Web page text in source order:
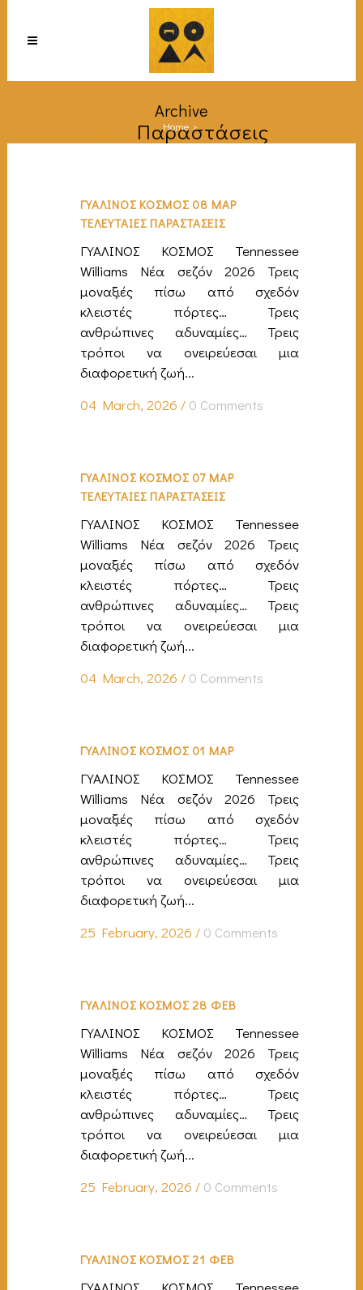
Archive
Home >
Παραστάσεις
ΓΥΑΛΙΝΟΣ ΚΟΣΜΟΣ 08 ΜΑΡ
ΤΕΛΕΥΤΑΙΕΣ ΠΑΡΑΣΤΑΣΕΙΣ
ΓΥΑΛΙΝΟΣ ΚΟΣΜΟΣ Tennessee
Williams Νέα σεζόν 2026 Τρεις
μοναξιές πίσω από σχεδόν
κλειστές πόρτες… Τρεις
ανθρώπινες αδυναμίες… Τρεις
τρόποι να ονειρεύεσαι μια
διαφορετική ζωή...
04 March, 2026 / 0 Comments
ΓΥΑΛΙΝΟΣ ΚΟΣΜΟΣ 07 ΜΑΡ
ΤΕΛΕΥΤΑΙΕΣ ΠΑΡΑΣΤΑΣΕΙΣ
ΓΥΑΛΙΝΟΣ ΚΟΣΜΟΣ Tennessee
Williams Νέα σεζόν 2026 Τρεις
μοναξιές πίσω από σχεδόν
κλειστές πόρτες… Τρεις
ανθρώπινες αδυναμίες… Τρεις
τρόποι να ονειρεύεσαι μια
διαφορετική ζωή...
04 March, 2026 / 0 Comments
ΓΥΑΛΙΝΟΣ ΚΟΣΜΟΣ 01 ΜΑΡ
ΓΥΑΛΙΝΟΣ ΚΟΣΜΟΣ Tennessee
Williams Νέα σεζόν 2026 Τρεις
μοναξιές πίσω από σχεδόν
κλειστές πόρτες… Τρεις
ανθρώπινες αδυναμίες… Τρεις
τρόποι να ονειρεύεσαι μια
διαφορετική ζωή...
25 February, 2026 / 0 Comments
ΓΥΑΛΙΝΟΣ ΚΟΣΜΟΣ 28 ΦΕΒ
ΓΥΑΛΙΝΟΣ ΚΟΣΜΟΣ Tennessee
Williams Νέα σεζόν 2026 Τρεις
μοναξιές πίσω από σχεδόν
κλειστές πόρτες… Τρεις
ανθρώπινες αδυναμίες… Τρεις
τρόποι να ονειρεύεσαι μια
διαφορετική ζωή...
25 February, 2026 / 0 Comments
ΓΥΑΛΙΝΟΣ ΚΟΣΜΟΣ 21 ΦΕΒ